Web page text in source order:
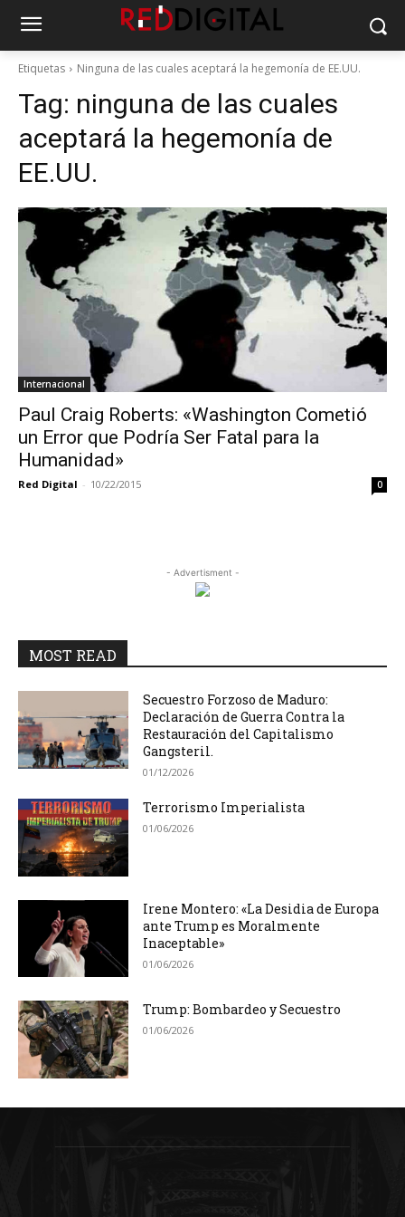
Etiquetas Ninguna de las cuales aceptará la hegemonía de EE.UU.
Tag: ninguna de las cuales
aceptará la hegemonía de
EE.UU.
Internacional
Paul Craig Roberts: «Washington Cometió
un Error que Podría Ser Fatal para la
Humanidad»
Red Digital - 10/22/2015 0
- Advertisment -
MOST READ
Secuestro Forzoso de Maduro:
Declaración de Guerra Contra la
Restauración del Capitalismo
Gangsteril.
01/12/2026
Terrorismo Imperialista
01/06/2026
Irene Montero: «La Desidia de Europa
ante Trump es Moralmente
Inaceptable»
01/06/2026
Trump: Bombardeo y Secuestro
01/06/2026